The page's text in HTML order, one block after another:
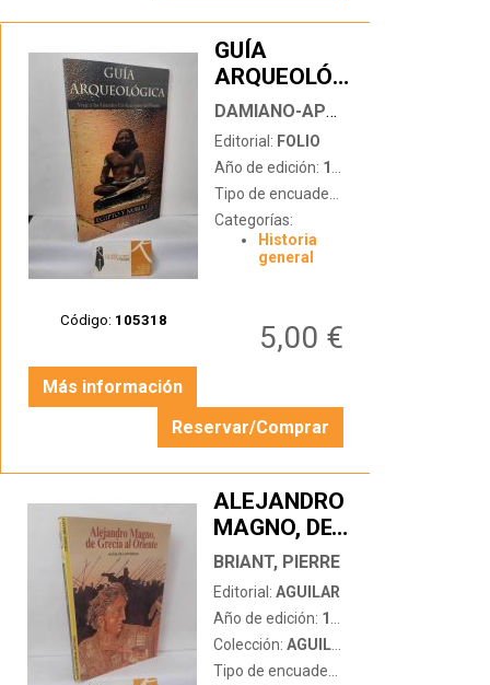
Código: 105318
GUÍA
ARQUEOLÓGICA.
EGIPTO Y
NUBIA I
…
DAMIANO-APPIA, MAURIZIO
Editorial: FOLIO
Año de edición: 1997
Tipo de encuadernación:
Categorías:
Historia
general
5,00 €
Más información
Reservar/Comprar
ALEJANDRO
MAGNO, DE
GRECIA AL
ORIENTE
…
BRIANT, PIERRE
Editorial: AGUILAR
Año de edición: 1990
Colección: AGUILAR UNIVERSAL
Tipo de encuadernación: